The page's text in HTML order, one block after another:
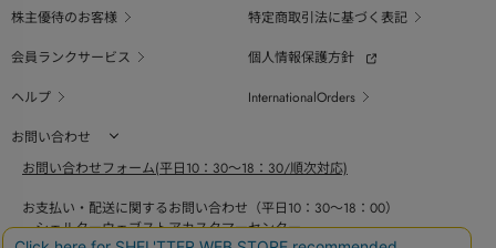
株主優待のお客様
特定商取引法に基づく表記
会員ランクサービス
個人情報保護方針
ヘルプ
InternationalOrders
お問い合わせ
お問い合わせフォーム(平日10：30～18：30/順次対応)
お支払い・配送に関するお問い合わせ（平日10：30～18：00）
シェルターウェブストアカスタマーセンター